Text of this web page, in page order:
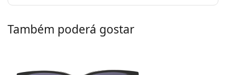
Também poderá gostar